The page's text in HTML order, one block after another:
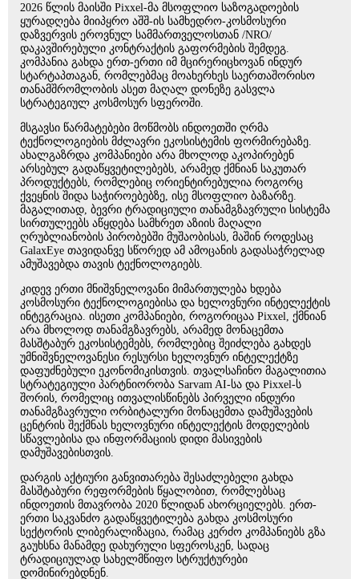
2026 წლის მაისში Pixxel-მა მსოფლიო საზოგადოების
ყურადღება მიიპყრო აშშ-ის სამხედრო-კოსმოსური
დაზვერვის ეროვნულ სამმართველოსთან /NRO/
დაკავშირებული კონტრაქტის გაფორმების შემდეგ.
კომპანია გახდა ერთ-ერთი იმ მცირერიცხოვან ინდურ
სტარტაპთაგან, რომლებმაც მოახერხეს საერთაშორისო
თანამშრომლობის ასეთ მაღალ დონეზე გასვლა
სტრატეგიულ კოსმოსურ სფეროში.
მსგავსი წარმატებები მოწმობს ინდოეთში ღრმა
ტექნოლოგიების მძლავრი ეკოსისტემის ფორმირებაზე.
ახალგაზრდა კომპანიები არა მხოლოდ აკოპირებენ
არსებულ გადაწყვეტილებებს, არამედ ქმნიან საკუთარ
პროდუქტებს, რომლებიც ორიენტირებულია როგორც
ქვეყნის შიდა საჭიროებებზე, ისე მსოფლიო ბაზარზე.
მაგალითად, ბევრი ტრადიციული თანამგზავრული სისტემა
სირთულეებს აწყდება სამხრეთ აზიის მაღალი
ღრუბლიანობის პირობებში მუშაობისას, მაშინ როდესაც
GalaxEye თავიდანვე სწორედ ამ ამოცანის გადასაჭრელად
ამუშავებდა თავის ტექნოლოგიებს.
კიდევ ერთი მნიშვნელოვანი მიმართულება ხდება
კოსმოსური ტექნოლოგიებისა და ხელოვნური ინტელექტის
ინტეგრაცია. ისეთი კომპანიები, როგორიცაა Pixxel, ქმნიან
არა მხოლოდ თანამგზავრებს, არამედ მონაცემთა
მასშტაბურ ეკოსისტემებს, რომლებიც შეიძლება გახდეს
უმნიშვნელოვანესი რესურსი ხელოვნურ ინტელექტზე
დაფუძნებული ეკონომიკისთვის. თვალსაჩინო მაგალითია
სტრატეგიული პარტნიორობა Sarvam AI-სა და Pixxel-ს
შორის, რომელიც ითვალისწინებს პირველი ინდური
თანამგზავრული ორბიტალური მონაცემთა დამუშავების
ცენტრის შექმნას ხელოვნური ინტელექტის მოდელების
სწავლებისა და ინფორმაციის დიდი მასივების
დამუშავებისთვის.
დარგის აქტიური განვითარება შესაძლებელი გახდა
მასშტაბური რეფორმების წყალობით, რომლებსაც
ინდოეთის მთავრობა 2020 წლიდან ახორციელებს. ერთ-
ერთი საკვანძო გადაწყვეტილება გახდა კოსმოსური
სექტორის ლიბერალიზაცია, რამაც კერძო კომპანიებს გზა
გაუხსნა მანამდე დახურული სფეროსკენ, სადაც
ტრადიციულად სახელმწიფო სტრუქტურები
დომინირებდნენ.